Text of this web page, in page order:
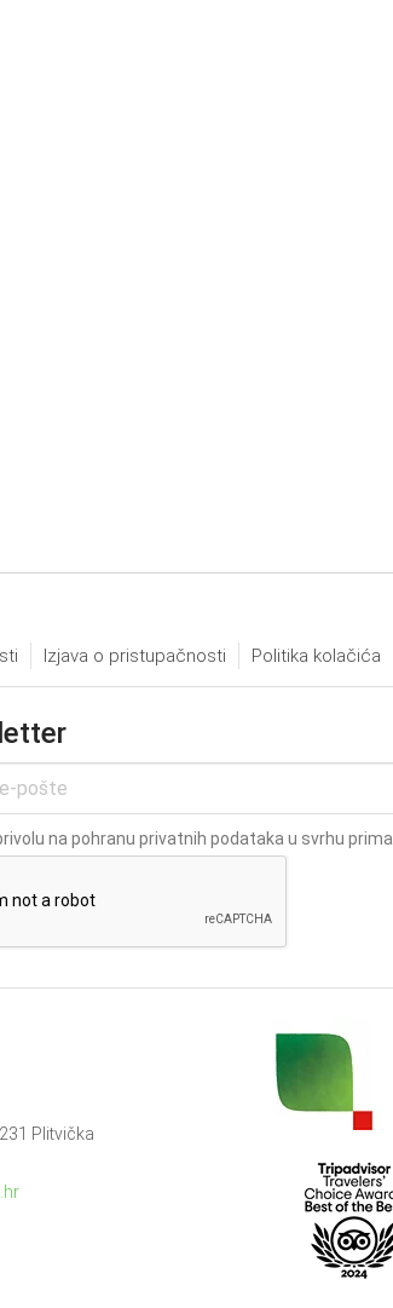
Izjava o pristupačnosti Politika kolačića
na pohranu privatnih podataka u svrhu
Plitvička